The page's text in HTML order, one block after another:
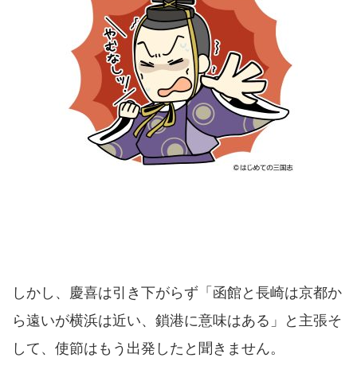
しかし、慶喜は引き下がらず「函館と長崎は京都か
ら遠いが横浜は近い、鎖港に意味はある」と主張そ
して、使節はもう出発したと聞きません。